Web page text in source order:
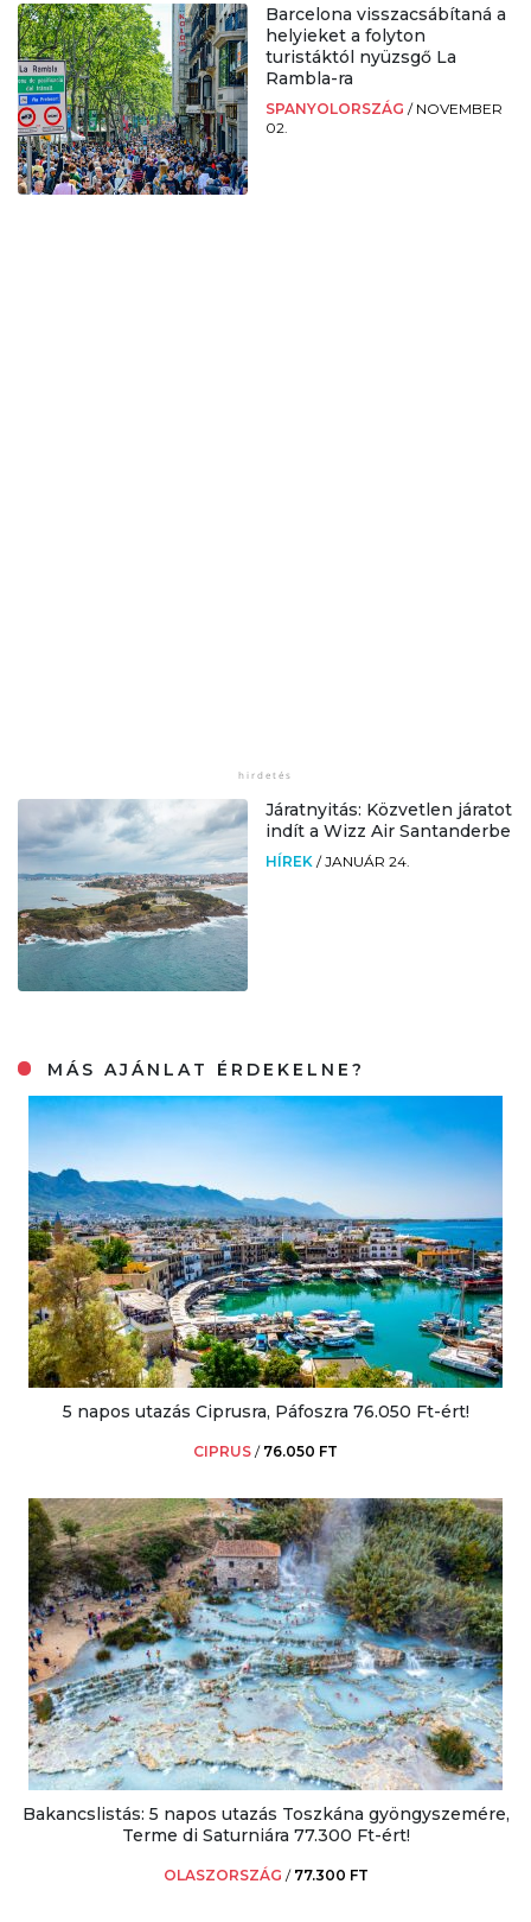
Barcelona visszacsábítaná a
helyieket a folyton
turistáktól nyüzsgő La
Rambla-ra
SPANYOLORSZÁG / NOVEMBER
02.
Járatnyitás: Közvetlen járatot
indít a Wizz Air Santanderbe
HÍREK /JANUÁR 24.
MÁS AJÁNLAT ÉRDEKELNE?
5 napos utazás Ciprusra, Páfoszra 76.050 Ft-ért!
CIPRUS / 76.050 FT
Bakancslistás: 5 napos utazás Toszkána gyöngyszemére,
Terme di Saturniára 77.300 Ft-ért!
OLASZORSZÁG / 77.300 FT